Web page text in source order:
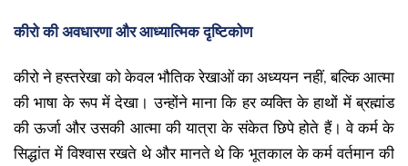
कीरो की अवधारणा और आध्यात्मिक दृष्टिकोण
कीरो ने हस्तरेखा को केवल भौतिक रेखाओं का अध्ययन नहीं, बल्कि आत्मा
की भाषा के रूप में देखा। उन्होंने माना कि हर व्यक्ति के हाथों में ब्रह्मांड
की ऊर्जा और उसकी आत्मा की यात्रा के संकेत छिपे होते हैं। वे कर्म के
सिद्धांत में विश्वास रखते थे और मानते थे कि भूतकाल के कर्म वर्तमान की